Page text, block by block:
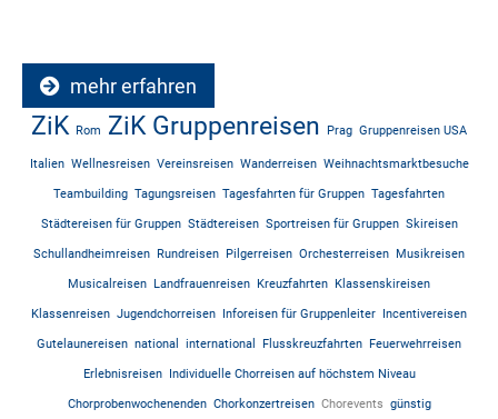
mehr erfahren
ZiK Rom ZiK Gruppenreisen Prag Gruppenreisen USA
Italien Wellnesreisen Vereinsreisen Wanderreisen Weihnachtsmarktbesuche
Teambuilding Tagungsreisen Tagesfahrten für Gruppen Tagesfahrten
Städtereisen für Gruppen Städtereisen Sportreisen für Gruppen Skireisen
Schullandheimreisen Rundreisen Pilgerreisen Orchesterreisen Musikreisen
Musicalreisen Landfrauenreisen Kreuzfahrten Klassenskireisen
Klassenreisen Jugendchorreisen Inforeisen für Gruppenleiter Incentivereisen
Gutelaunereisen national international Flusskreuzfahrten Feuerwehrreisen
Erlebnisreisen Individuelle Chorreisen auf höchstem Niveau
Chorprobenwochenenden Chorkonzertreisen Chorevents günstig